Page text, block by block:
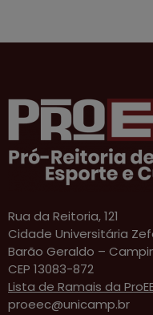
Rua da Reitoria, 121
Cidade Universitária
Barão Geraldo –
CEP 13083-872
Lista de Ramais da
proeec@unicamp.br